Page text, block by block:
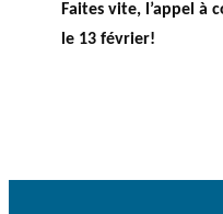
Faites vite, l’appel à
le 13 février!